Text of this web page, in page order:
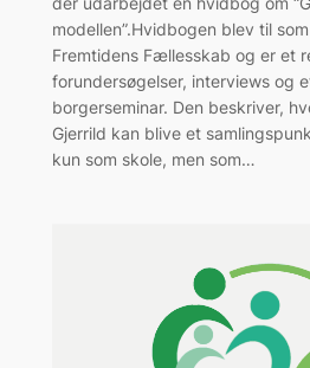
modellen”.Hvidbogen blev til
Fremtidens Fællesskab og er et
forundersøgelser, interviews og
borgerseminar. Den beskriver,
Gjerrild kan blive et
kun som skole, men som…